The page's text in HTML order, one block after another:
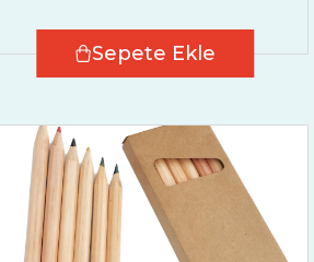
Sepete Ekle